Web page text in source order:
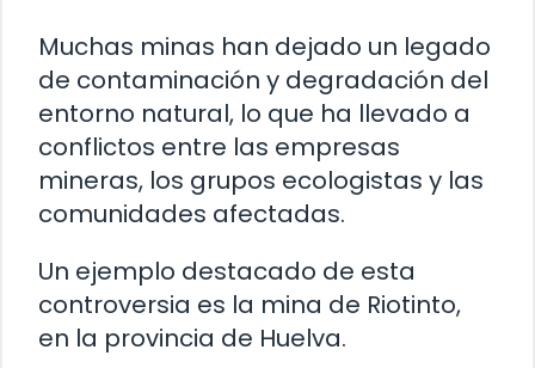
Muchas minas han dejado un legado
de contaminación y degradación del
entorno natural, lo que ha llevado a
conflictos entre las empresas
mineras, los grupos ecologistas y las
comunidades afectadas.
Un ejemplo destacado de esta
controversia es la mina de Riotinto,
en la provincia de Huelva.